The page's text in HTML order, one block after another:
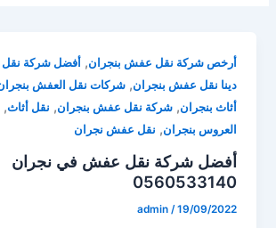
أرخص شركة نقل عفش بنجران,أفضل شركة
دينا نقل عفش بنجران,شركات نقل العفش
أثاث بنجران,شركة نقل عفش بنجران, نقل أثاث,
العروس بنجران, نقل عفش نجران
أفضل شركة نقل عفش في نجران
0560533140
admin /19/09/2022